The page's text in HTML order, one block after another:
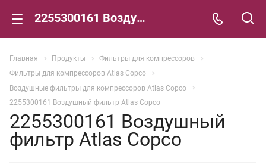
2255300161 Воздушный фильтр Atlas Copco
Главная Продукты
Фильтры для компрессоров
Фильтры для компрессоров Atlas Copco
Воздушные фильтры для компрессоров Atlas Copco
2255300161 Воздушный фильтр Atlas Copco
2255300161 Воздушный
фильтр Atlas Copco